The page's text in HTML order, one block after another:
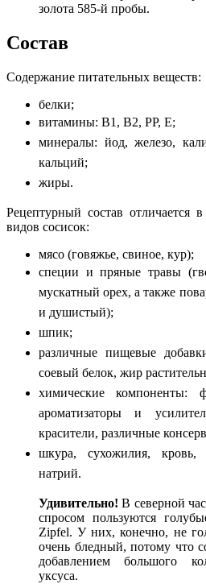
золота 585-й пробы.
Состав
Содержание питательных веществ:
белки;
витамины: B1, B2, PP, Е;
минералы: йод, железо,
кальций;
жиры.
Рецептурный состав отличается
видов сосисок:
мясо (говяжье, свиное, кур);
специи и пряные травы
мускатный орех, а также
и душистый);
шпик;
различные пищевые
соевый белок, жир
химические компоненты:
ароматизаторы и
красители, различные
шкура, сухожилия, кровь,
натрий.
Удивительно! В северной
спросом пользуются
Zipfel. У них, конечно, не
очень бледный, потому что
добавлением большого
уксуса.